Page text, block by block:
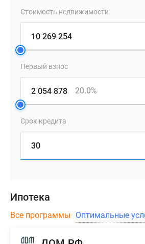
Стоимость недвижимости
Первый взнос
20.0%
Срок кредита
Ипотека
Все программы Оптимальные